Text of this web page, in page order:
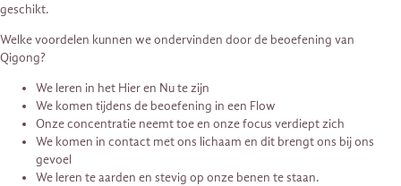
geschikt.
Welke voordelen kunnen we ondervinden door de beoefening van
Qigong?
We leren in het Hier en Nu te zijn
We komen tijdens de beoefening in een Flow
Onze concentratie neemt toe en onze focus verdiept zich
We komen in contact met ons lichaam en dit brengt ons bij ons
gevoel
We leren te aarden en stevig op onze benen te staan.